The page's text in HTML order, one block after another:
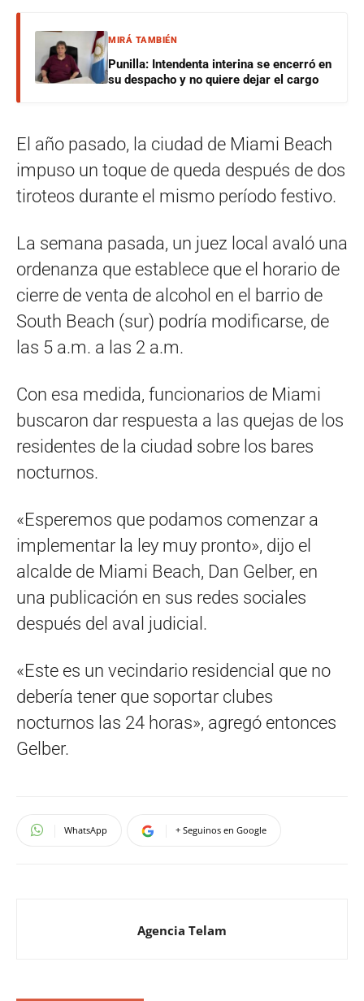
MIRÁ TAMBIÉN
Punilla: Intendenta interina se encerró en
su despacho y no quiere dejar el cargo
El año pasado, la ciudad de Miami Beach
impuso un toque de queda después de dos
tiroteos durante el mismo período festivo.
La semana pasada, un juez local avaló una
ordenanza que establece que el horario de
cierre de venta de alcohol en el barrio de
South Beach (sur) podría modificarse, de
las 5 a.m. a las 2 a.m.
Con esa medida, funcionarios de Miami
buscaron dar respuesta a las quejas de los
residentes de la ciudad sobre los bares
nocturnos.
«Esperemos que podamos comenzar a
implementar la ley muy pronto», dijo el
alcalde de Miami Beach, Dan Gelber, en
una publicación en sus redes sociales
después del aval judicial.
«Este es un vecindario residencial que no
debería tener que soportar clubes
nocturnos las 24 horas», agregó entonces
Gelber.
WhatsApp + Seguinos en Google
Agencia Telam